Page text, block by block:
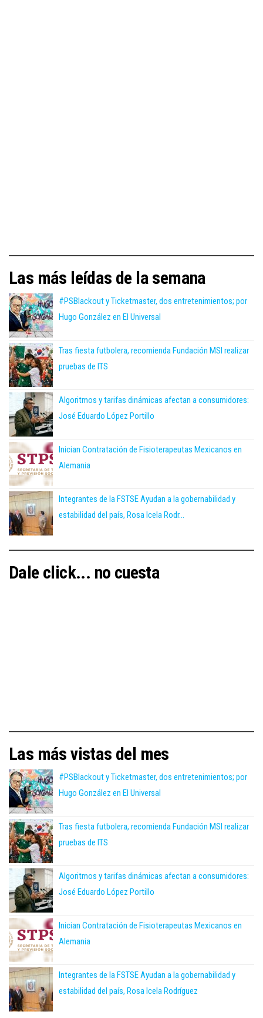
Las más leídas de la semana
#PSBlackout y Ticketmaster, dos entretenimientos; por
Hugo González en El Universal
Tras fiesta futbolera, recomienda Fundación MSI realizar
pruebas de ITS
Algoritmos y tarifas dinámicas afectan a consumidores:
José Eduardo López Portillo
Inician Contratación de Fisioterapeutas Mexicanos en
Alemania
Integrantes de la FSTSE Ayudan a la gobernabilidad y
estabilidad del país, Rosa Icela Rodr...
Dale click... no cuesta
Las más vistas del mes
#PSBlackout y Ticketmaster, dos entretenimientos; por
Hugo González en El Universal
Tras fiesta futbolera, recomienda Fundación MSI realizar
pruebas de ITS
Algoritmos y tarifas dinámicas afectan a consumidores:
José Eduardo López Portillo
Inician Contratación de Fisioterapeutas Mexicanos en
Alemania
Integrantes de la FSTSE Ayudan a la gobernabilidad y
estabilidad del país, Rosa Icela Rodríguez